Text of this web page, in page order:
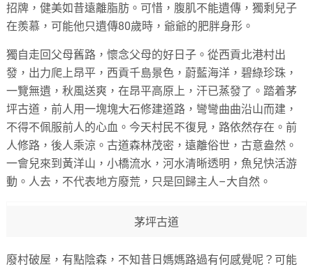
招牌，健美如昔遠離脂肪。可惜，腹肌不能遺傳，獨剩兒子
在羨慕，可能他只遺傳80歲時，爺爺的肥胖身形。
獨自走回父母舊路，懷念父母的好日子。從西貢北港村出
發，出力爬上昂平，西貢千島景色，蔚藍海洋，碧綠珍珠，
一覽無遺，秋風送爽，在昂平高原上，汗已蒸發了。踏着茅
坪古道，前人用一塊塊大石修建道路，彎彎曲曲沿山而建，
不得不佩服前人的心血。今天村民不復見，路依然存在。前
人修路，後人乘涼。古道森林茂密，遠離俗世，古意盎然。
一會兒來到黃洋山，小橋流水，河水清晰透明，魚兒快活游
動。人去，不代表地方廢荒，只是回歸主人–大自然。
茅坪古道
廢村破屋，有點陰森，不知昔日媽媽路過有何感覺呢？可能